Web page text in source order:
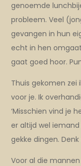
genoemde
probleem. Veel
gevangen in hun
echt in hen
gaat goed hoor.
Thuis gekomen zei
voor je. Ik
‘Misschien vind je
er altijd wel
gekke dingen.
Voor al die